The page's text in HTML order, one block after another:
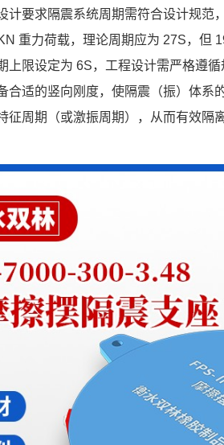
计要求隔震系统周期需符合设计规范
重力荷载，理论周期应为 27S，但
上限设定为 6S，工程设计需严格遵
合适的竖向刚度，使隔震（振）体系
征周期（或激振周期），从而有效隔